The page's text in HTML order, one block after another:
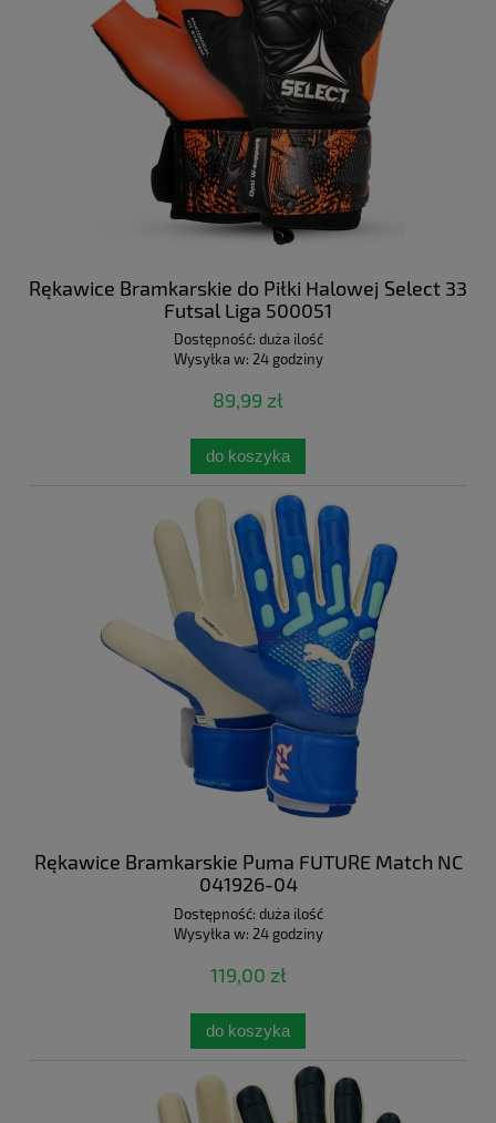
Rękawice Bramkarskie do Piłki Halowej Select 33
Futsal Liga 500051
Dostępność: duża ilość
Wysyłka w: 24 godziny
89,99 zł
do koszyka
Rękawice Bramkarskie Puma FUTURE Match NC
041926-04
Dostępność: duża ilość
Wysyłka w: 24 godziny
119,00 zł
do koszyka